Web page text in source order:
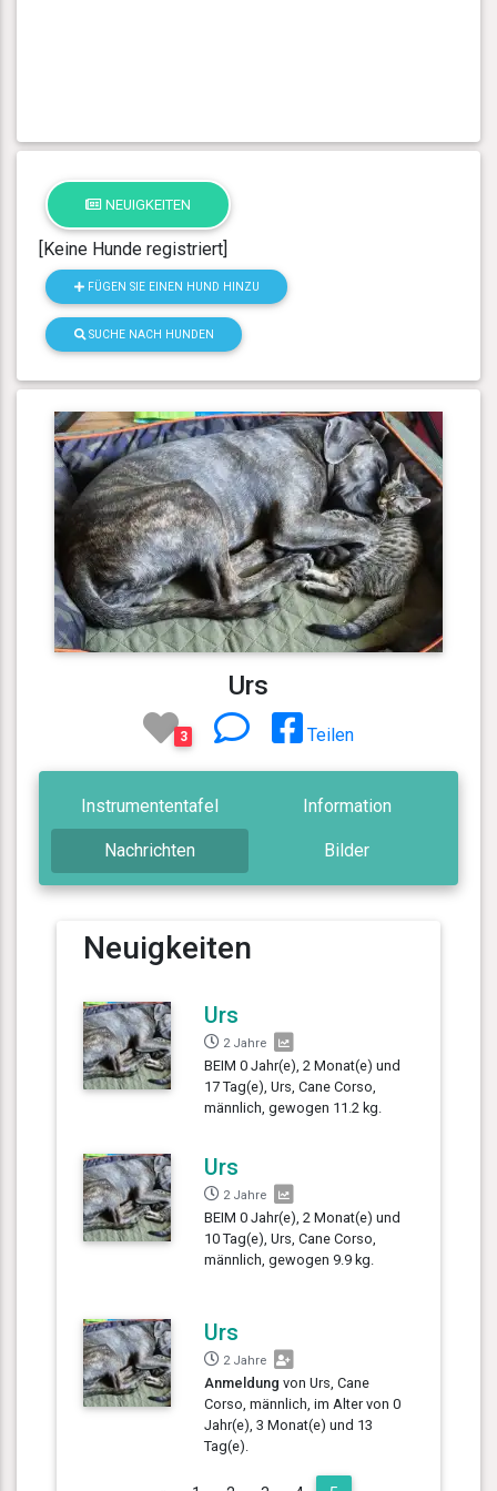
NEUIGKEITEN
[Keine Hunde registriert]
FÜGEN SIE EINEN HUND HINZU
SUCHE NACH HUNDEN
Urs
3 Teilen
Instrumententafel Information
Nachrichten Bilder
Neuigkeiten
Urs
2 Jahre
BEIM 0 Jahr(e), 2 Monat(e) und
17 Tag(e), Urs, Cane Corso,
männlich, gewogen 11.2 kg.
Urs
2 Jahre
BEIM 0 Jahr(e), 2 Monat(e) und
10 Tag(e), Urs, Cane Corso,
männlich, gewogen 9.9 kg.
Urs
2 Jahre
Anmeldung von Urs, Cane
Corso, männlich, im Alter von 0
Jahr(e), 3 Monat(e) und 13
Tag(e).